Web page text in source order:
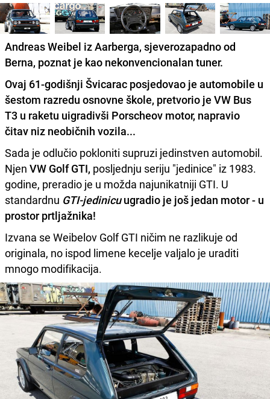
Andreas Weibel iz Aarberga, sjeverozapadno od
Berna, poznat je kao nekonvencionalan tuner.
Ovaj 61-godišnji Švicarac posjedovao je automobile u
šestom razredu osnovne škole, pretvorio je VW Bus
T3 u raketu uigradivši Porscheov motor, napravio
čitav niz neobičnih vozila...
Sada je odlučio pokloniti supruzi jedinstven automobil.
Njen VW Golf GTI, posljednju seriju "jedinice" iz 1983.
godine, preradio je u možda najunikatniji GTI. U
standardnu GTI-jedinicuugradio je još jedan motor - u
prostor prtljažnika!
Izvana se Weibelov Golf GTI ničim ne razlikuje od
originala, no ispod limene kecelje valjalo je uraditi
mnogo modifikacija.